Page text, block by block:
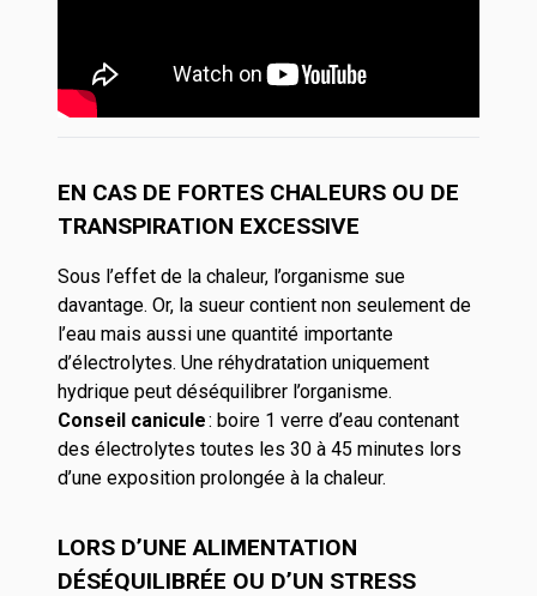
EN CAS DE FORTES CHALEURS OU DE
TRANSPIRATION EXCESSIVE
Sous l’effet de la chaleur, l’organisme sue
davantage. Or, la sueur contient non seulement de
l’eau mais aussi une quantité importante
d’électrolytes. Une réhydratation uniquement
hydrique peut déséquilibrer l’organisme.
Conseil canicule: boire 1 verre d’eau contenant
des électrolytes toutes les 30 à 45 minutes lors
d’une exposition prolongée à la chaleur.
LORS D’UNE ALIMENTATION
DÉSÉQUILIBRÉE OU D’UN STRESS